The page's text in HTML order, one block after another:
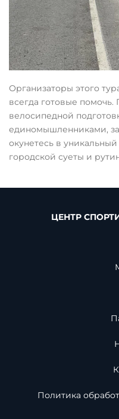
Организаторы этого
всегда готовые
велосипедной
единомышленниками,
окунетесь в
городской суеты и
ЦЕНТР
Политика